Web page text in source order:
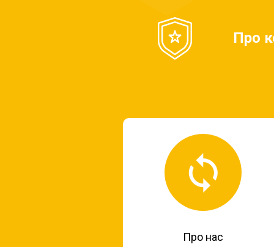
Про
Про нас